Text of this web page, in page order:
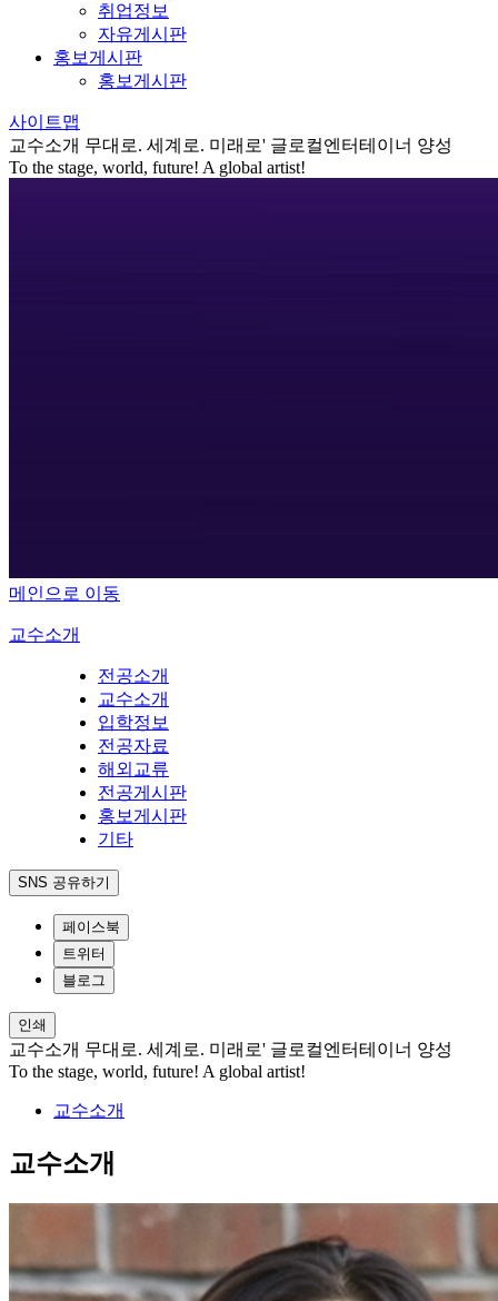
취업정보
자유게시판
홍보게시판
홍보게시판
사이트맵
교수소개 무대로. 세계로. 미래로' 글로컬엔터테이너 양성
To the stage, world, future! A global artist!
메인으로 이동
교수소개
전공소개
교수소개
입학정보
전공자료
해외교류
전공게시판
홍보게시판
기타
SNS 공유하기
페이스북
트위터
블로그
인쇄
교수소개 무대로. 세계로. 미래로' 글로컬엔터테이너 양성
To the stage, world, future! A global artist!
교수소개
교수소개